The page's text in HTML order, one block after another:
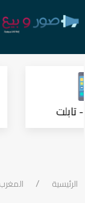
تابلت
الرئيسية